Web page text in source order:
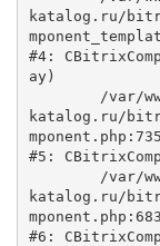
katalog.ru/
#4:
ay)
katalog.ru/
mponent.php:735
#5:
katalog.ru/
mponent.php:683
#6: